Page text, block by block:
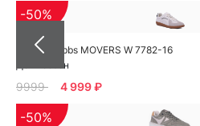
Кеды Strobbs MOVERS W 7782-16
Демисезон
-50%
9999 4 999 ₽
-50%